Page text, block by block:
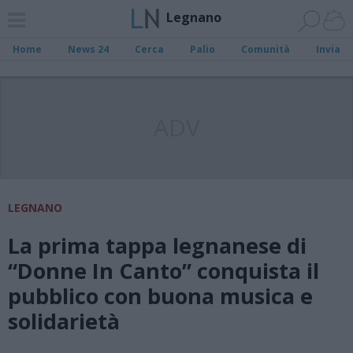
Legnano
Home News 24 Cerca Palio Comunità Invia
LEGNANO
La prima tappa legnanese di
“Donne In Canto” conquista il
pubblico con buona musica e
solidarietà